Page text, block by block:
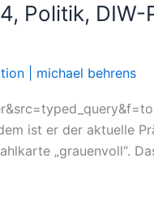
Politik,
michael behrens
ist er der aktuelle
„grauenvoll“.